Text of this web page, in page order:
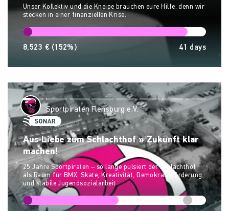
Unser Kollektiv und die Kneipe brauchen eure Hilfe, denn wir
stecken in einer finanziellen Krise.
8,523 € (152%) 41 days
Sportpiraten Flensburg e.V.
Aus Liebe zum Schlachthof » Zukunft klar
machen!
25 Jahre Sportpiraten – so lange pulsiert der Schlachthof
als Raum für BMX, Skate, Kreativität, Demokratieförderung
und stabile Jugendsozialarbeit